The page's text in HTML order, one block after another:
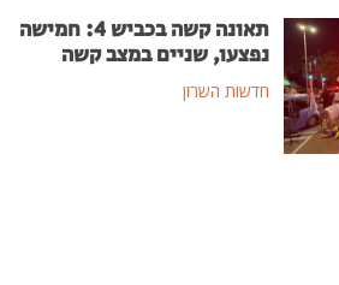
תאונה קשה בכביש 4: חמישה
נפצעו, שניים במצב קשה
חדשות השרון